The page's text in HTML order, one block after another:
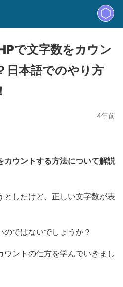
で文字数をカウン
日本語でのやり方
4年前
カウントする方法について解説
としたけど、正しい文字数が表
ではないでしょうか？
ウントの仕方を学んでいきまし